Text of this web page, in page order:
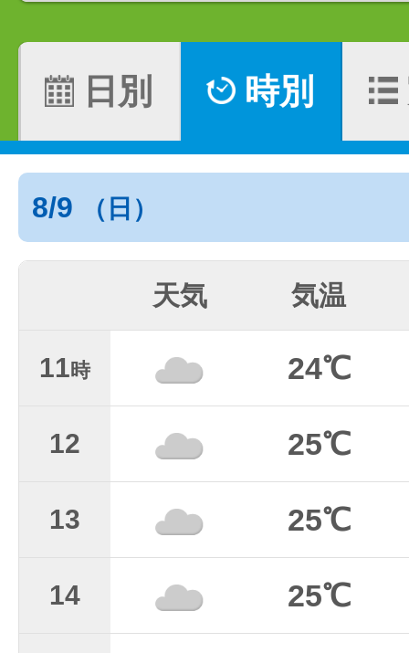
日別 時別
8/9 （日）
天気 気温
11時 24℃
12 25℃
13 25℃
14 25℃